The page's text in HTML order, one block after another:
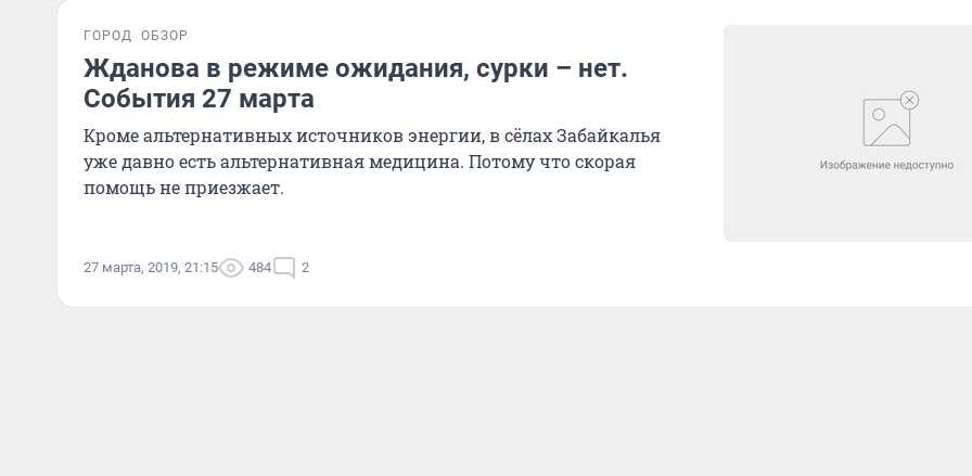
ГОРОД ОБЗОР
Жданова в режиме ожидания, сурки – нет.
События 27 марта
Кроме альтернативных источников энергии, в сёлах Забайкалья
уже давно есть альтернативная медицина. Потому что скорая
помощь не приезжает.
27 марта, 2019, 21:15 484 2